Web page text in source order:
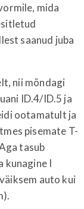
mida
saanud juba
nii mõndagi
ID.4/ID.5 ja
ootamatult ja
pisemate T-
tasub
kunagine I
auto kui